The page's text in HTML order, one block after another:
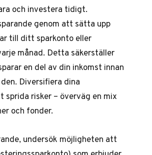
och investera tidigt.
genom att sätta upp
till ditt sparkonto eller
månad. Detta säkerställer
en del av din inkomst innan
Diversifiera dina
risker – överväg en mix
och fonder.
undersök möjligheten att